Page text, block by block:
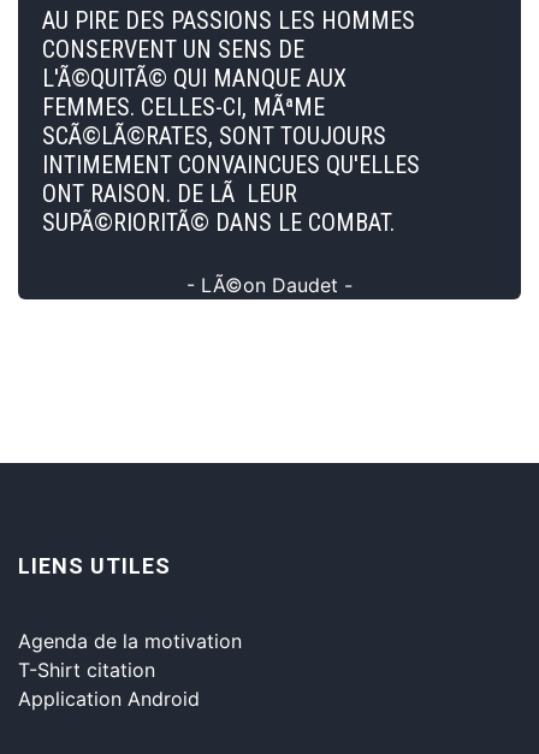
AU PIRE DES PASSIONS LES HOMMES
CONSERVENT UN SENS DE
L'Ã©QUITÃ© QUI MANQUE AUX
FEMMES. CELLES-CI, MÃªME
SCÃ©LÃ©RATES, SONT TOUJOURS
INTIMEMENT CONVAINCUES QU'ELLES
ONT RAISON. DE LÃ LEUR
SUPÃ©RIORITÃ© DANS LE COMBAT.
- LÃ©on Daudet -
LIENS UTILES
Agenda de la motivation
T-Shirt citation
Application Android